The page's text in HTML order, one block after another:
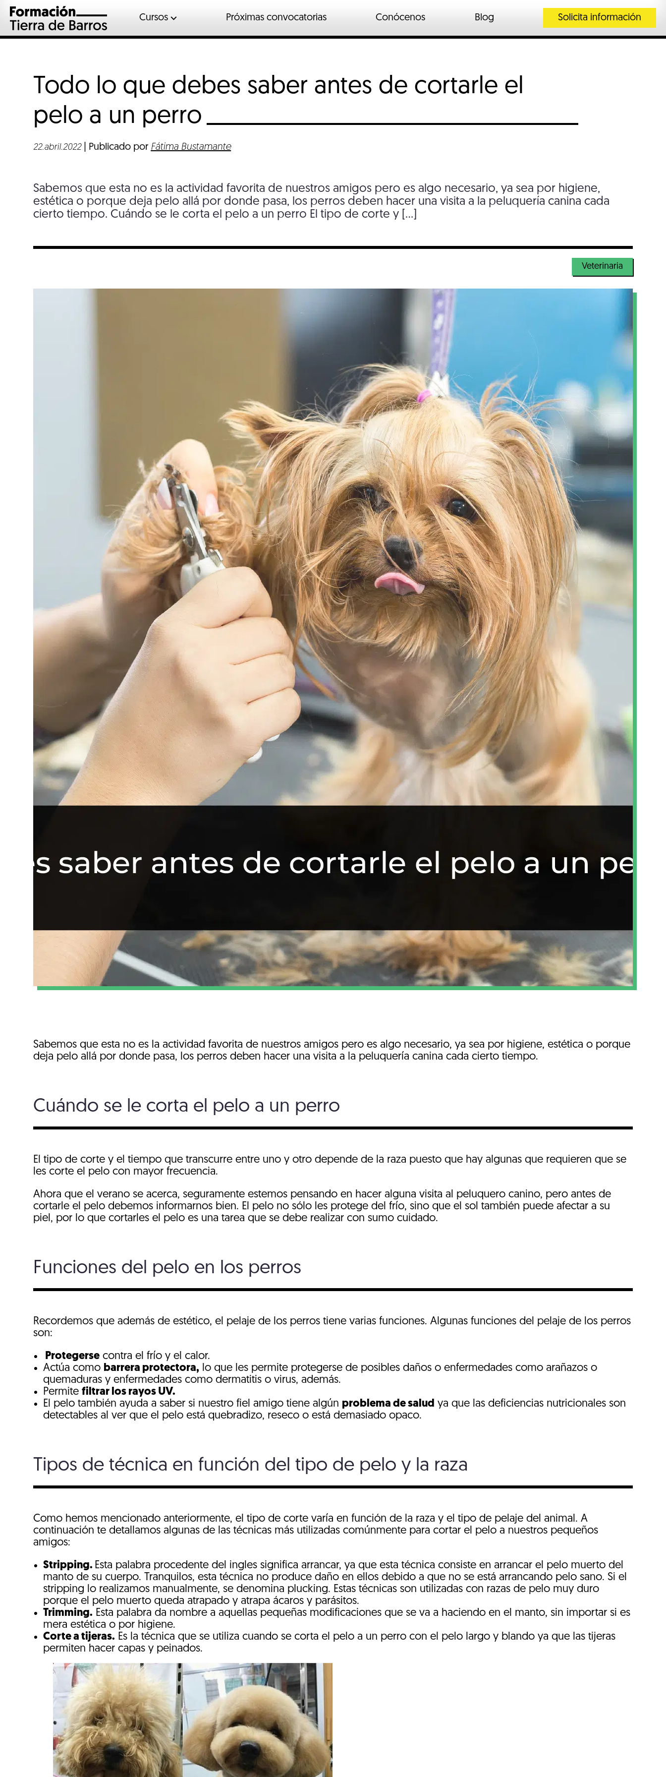
Cursos
Inglés
Mantenimiento industrial
Soldadura
Veterinaria
Próximas convocatorias Conócenos Blog Solicita información
Todo lo que debes saber antes de cortarle el
pelo a un perro
22.abril.2022| Publicado por Fátima Bustamante
Sabemos que esta no es la actividad favorita de nuestros amigos pero es algo necesario, ya sea por higiene,
estética o porque deja pelo allá por donde pasa, los perros deben hacer una visita a la peluquería canina cada
cierto tiempo. Cuándo se le corta el pelo a un perro El tipo de corte y […]
Veterinaria
Sabemos que esta no es la actividad favorita de nuestros amigos pero es algo necesario, ya sea por higiene, estética o porque
deja pelo allá por donde pasa, los perros deben hacer una visita a la peluquería canina cada cierto tiempo.
Cuándo se le corta el pelo a un perro
El tipo de corte y el tiempo que transcurre entre uno y otro depende de la raza puesto que hay algunas que requieren que se
les corte el pelo con mayor frecuencia.
Ahora que el verano se acerca, seguramente estemos pensando en hacer alguna visita al peluquero canino, pero antes de
cortarle el pelo debemos informarnos bien. El pelo no sólo les protege del frío, sino que el sol también puede afectar a su
piel, por lo que cortarles el pelo es una tarea que se debe realizar con sumo cuidado.
Funciones del pelo en los perros
Recordemos que además de estético, el pelaje de los perros tiene varias funciones. Algunas funciones del pelaje de los perros
son:
Protegerse contra el frío y el calor.
Actúa como barrera protectora, lo que les permite protegerse de posibles daños o enfermedades como arañazos o
quemaduras y enfermedades como dermatitis o virus, además.
Permitefiltrar los rayos UV.
El pelo también ayuda a saber si nuestro fiel amigo tiene algún problema de salud ya que las deficiencias nutricionales son
detectables al ver que el pelo está quebradizo, reseco o está demasiado opaco.
Tipos de técnica en función del tipo de pelo y la raza
Como hemos mencionado anteriormente, el tipo de corte varía en función de la raza y el tipo de pelaje del animal. A
continuación te detallamos algunas de las técnicas más utilizadas comúnmente para cortar el pelo a nuestros pequeños
amigos:
Stripping. Esta palabra procedente del ingles significa arrancar, ya que esta técnica consiste en arrancar el pelo muerto del
manto de su cuerpo. Tranquilos, esta técnica no produce daño en ellos debido a que no se está arrancando pelo sano. Si el
stripping lo realizamos manualmente, se denomina plucking. Estas técnicas son utilizadas con razas de pelo muy duro
porque el pelo muerto queda atrapado y atrapa ácaros y parásitos.
Trimming. Esta palabra da nombre a aquellas pequeñas modificaciones que se va a haciendo en el manto, sin importar si es
mera estética o por higiene.
Corte a tijeras. Es la técnica que se utiliza cuando se corta el pelo a un perro con el pelo largo y blando ya que las tijeras
permiten hacer capas y peinados.